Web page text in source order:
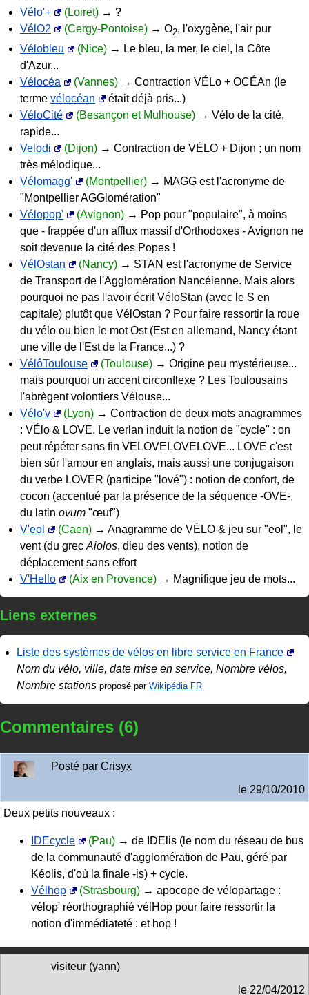
Vélo'+
(Loiret) → ?
VélO2
(Cergy-Pontoise) → O2, l'oxygène, l'air pur
Vélobleu
(Nice) → Le bleu, la mer, le ciel, la Côte
d'Azur...
Vélocéa
(Vannes) → Contraction VÉLo + OCÉAn (le
terme vélocéan
était déjà pris...)
VéloCité
(Besançon et Mulhouse) → Vélo de la cité,
rapide...
Velodi
(Dijon) → Contraction de VÉLO + Dijon ; un nom
très mélodique...
Vélomagg'
(Montpellier) → MAGG est l'acronyme de
"Montpellier AGGlomération"
Vélopop'
(Avignon) → Pop pour "populaire", à moins
que - frappée d'un afflux massif d'Orthodoxes - Avignon ne
soit devenue la cité des Popes !
VélOstan
(Nancy) → STAN est l'acronyme de Service
de Transport de l'Agglomération Nancéienne. Mais alors
pourquoi ne pas l'avoir écrit VéloStan (avec le S en
capitale) plutôt que VélOstan ? Pour faire ressortir la roue
du vélo ou bien le mot Ost (Est en allemand, Nancy étant
une ville de l'Est de la France...) ?
VélôToulouse
(Toulouse) → Origine peu mystérieuse...
mais pourquoi un accent circonflexe ? Les Toulousains
l'abrègent volontiers Vélouse...
Vélo'v
(Lyon) → Contraction de deux mots anagrammes
: VÉlo & LOVE. Le verlan induit la notion de "cycle" : on
peut répéter sans fin VELOVELOVELOVE... LOVE c'est
bien sûr l'amour en anglais, mais aussi une conjugaison
du verbe LOVER (participe "lové") : notion de confort, de
cocon (accentué par la présence de la séquence -OVE-,
du latin ovum "œuf")
V'eol
(Caen) → Anagramme de VÉLO & jeu sur "eol", le
vent (du grec Aiolos, dieu des vents), notion de
déplacement sans effort
V'Hello
(Aix en Provence) → Magnifique jeu de mots...
Liens externes
Liste des systèmes de vélos en libre service en France
Nom du vélo, ville, date mise en service, Nombre vélos,
Nombre stations proposé par Wikipédia FR
Commentaires (6)
Posté par Crisyx
le 29/10/2010
Deux petits nouveaux :
IDEcycle (Pau) → de IDElis (le nom du réseau de bus
de la communauté d'agglomération de Pau, géré par
Kéolis, d'où la finale -is) + cycle.
Vélhop
(Strasbourg) → apocope de vélopartage :
vélop' réorthographié vélHop pour faire ressortir la
notion d'immédiateté : et hop !
visiteur (yann)
le 22/04/2012